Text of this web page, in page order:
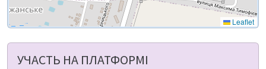
Leaflet
УЧАСТЬ НА ПЛАТФОРМІ